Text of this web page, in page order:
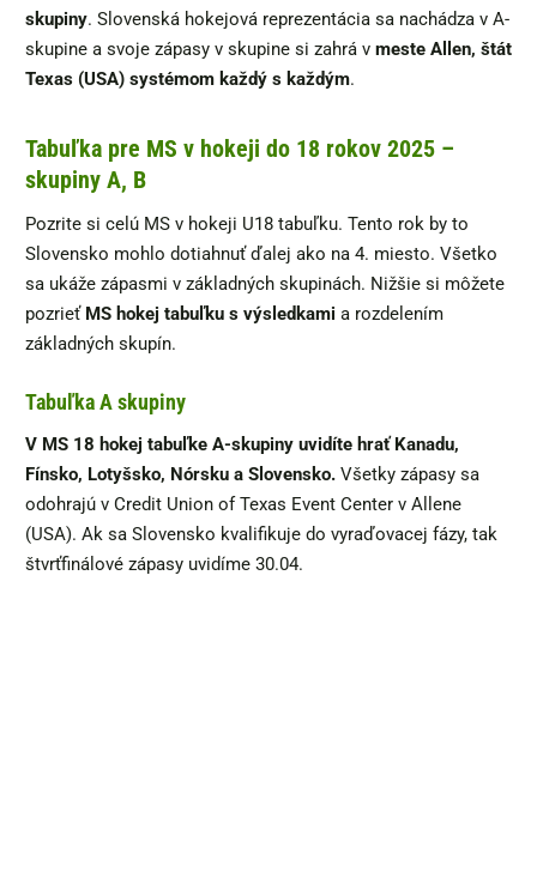
skupiny. Slovenská hokejová reprezentácia sa nachádza v A-
skupine a svoje zápasy v skupine si zahrá v meste Allen, štát
Texas (USA) systémom každý s každým.
Tabuľka pre MS v hokeji do 18 rokov 2025 –
skupiny A, B
Pozrite si celú MS v hokeji U18 tabuľku. Tento rok by to
Slovensko mohlo dotiahnuť ďalej ako na 4. miesto. Všetko
sa ukáže zápasmi v základných skupinách. Nižšie si môžete
pozrieť MS hokej tabuľku s výsledkami a rozdelením
základných skupín.
Tabuľka A skupiny
V MS 18 hokej tabuľke A-skupiny uvidíte hrať Kanadu,
Fínsko, Lotyšsko, Nórsku a Slovensko. Všetky zápasy sa
odohrajú v Credit Union of Texas Event Center v Allene
(USA). Ak sa Slovensko kvalifikuje do vyraďovacej fázy, tak
štvrťfinálové zápasy uvidíme 30.04.